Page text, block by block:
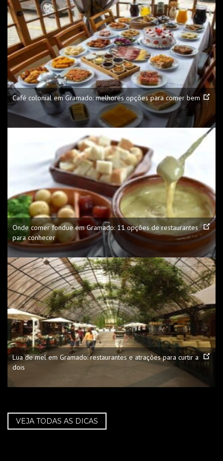
Café colonial em Gramado: melhores opções para comer bem
Onde comer fondue em Gramado: 11 opções de restaurantes
para conhecer
Lua de mel em Gramado: restaurantes e atrações para curtir a
dois
VEJA TODAS AS DICAS